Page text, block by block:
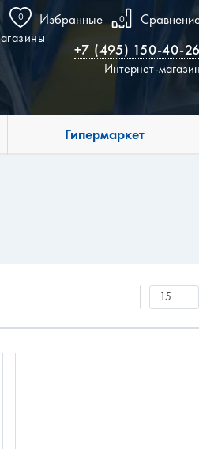
0 Избранные 0
+7 (495) 150-40-26
Интернет-магазин
Гипермаркет